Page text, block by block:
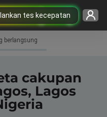
tes kecepatan
berlangsung
cakupan
Lagos